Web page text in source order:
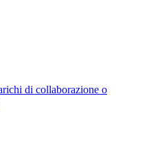
di collaborazione o